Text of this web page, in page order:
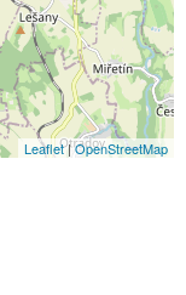
Leaflet|OpenStreetMap